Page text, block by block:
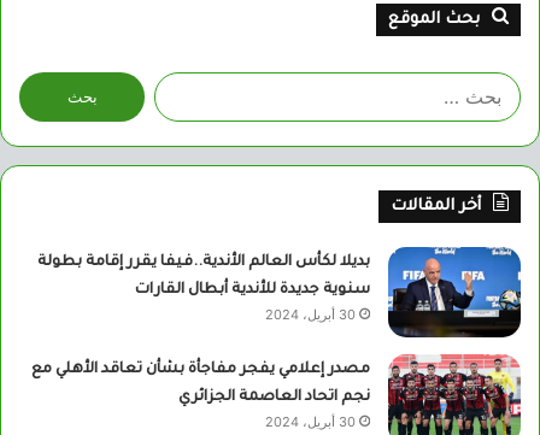
بحث الموقع
البحث
عن:
أخر المقالات
بديلا لكأس العالم الأندية..فيفا يقرر إقامة بطولة
سنوية جديدة للأندية أبطال القارات
30 أبريل، 2024
مصدر إعلامي يفجر مفاجأة بشأن تعاقد الأهلي مع
نجم اتحاد العاصمة الجزائري
30 أبريل، 2024